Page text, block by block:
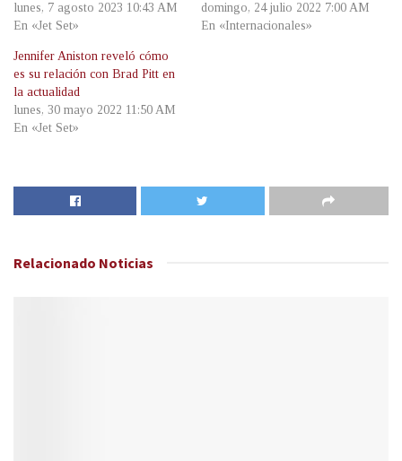
lunes, 7 agosto 2023 10:43 AM
En «Jet Set»
domingo, 24 julio 2022 7:00 AM
En «Internacionales»
Jennifer Aniston reveló cómo
es su relación con Brad Pitt en
la actualidad
lunes, 30 mayo 2022 11:50 AM
En «Jet Set»
Relacionado Noticias